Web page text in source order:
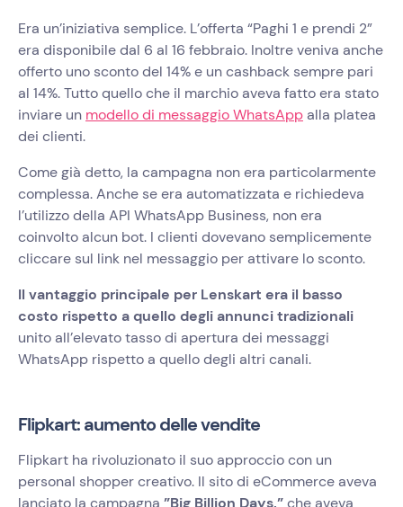
Era un’iniziativa semplice. L’offerta “Paghi 1 e prendi 2”
era disponibile dal 6 al 16 febbraio. Inoltre veniva anche
offerto uno sconto del 14% e un cashback sempre pari
al 14%. Tutto quello che il marchio aveva fatto era stato
inviare un modello di messaggio WhatsAppalla platea
dei clienti.
Come già detto, la campagna non era particolarmente
complessa. Anche se era automatizzata e richiedeva
l’utilizzo della API WhatsApp Business, non era
coinvolto alcun bot. I clienti dovevano semplicemente
cliccare sul link nel messaggio per attivare lo sconto.
Il vantaggio principale per Lenskart era il basso
costo rispetto a quello degli annunci tradizionali
unito all’elevato tasso di apertura dei messaggi
WhatsApp rispetto a quello degli altri canali.
Flipkart: aumento delle vendite
Flipkart ha rivoluzionato il suo approccio con un
personal shopper creativo. Il sito di eCommerce aveva
lanciato la campagna ”Big Billion Days,”che aveva